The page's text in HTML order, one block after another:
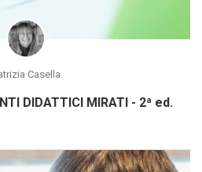
Casella
DIDATTICI MIRATI - 2ª ed.